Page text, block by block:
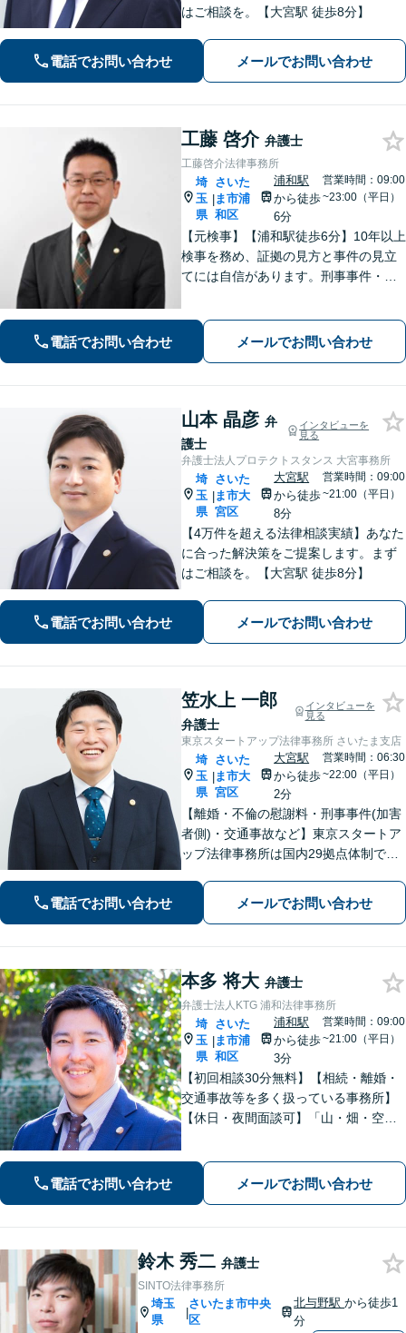
はご相談を。【大宮駅 徒歩8分】
電話でお問い合わせ メールでお問い合わせ
工藤 啓介 弁護士
工藤啓介法律事務所
埼
玉
県
|
さいた
ま市浦
和区
浦和駅
から徒歩
6分
営業時間：09:00
~23:00（平日）
【元検事】【浦和駅徒歩6分】10年以上
検事を務め、証拠の見方と事件の見立
てには自信があります。刑事事件・離
わせ下さい。
電話でお問い合わせ メールでお問い合わせ
山本 晶彦 弁
護士
インタビューを
見る
弁護士法人プロテクトスタンス 大宮事務所
埼
玉
県
|
さいた
ま市大
宮区
大宮駅
から徒歩
8分
営業時間：09:00
~21:00（平日）
【4万件を超える法律相談実績】あなた
に合った解決策をご提案します。まず
はご相談を。【大宮駅 徒歩8分】
電話でお問い合わせ メールでお問い合わせ
笠水上 一郎
弁護士
インタビューを
見る
東京スタートアップ法律事務所 さいたま支店
埼
玉
県
|
さいた
ま市大
宮区
大宮駅
から徒歩
2分
営業時間：06:30
~22:00（平日）
【離婚・不倫の慰謝料・刑事事件(加害
者側)・交通事故など】東京スタートア
ップ法律事務所は国内29拠点体制で全
対応(法律相談は完全予約制)】各分野で
専門性の高い弁護士が寄り添い解決を
電話でお問い合わせ メールでお問い合わせ
本多 将大 弁護士
弁護士法人KTG 浦和法律事務所
埼
玉
県
|
さいた
ま市浦
和区
浦和駅
から徒歩
3分
営業時間：09:00
~21:00（平日）
【初回相談30分無料】【相続・離婚・
交通事故等を多く扱っている事務所】
【休日・夜間面談可】「山・畑・空き
電話でお問い合わせ メールでお問い合わせ
鈴木 秀二 弁護士
SINTO法律事務所
埼玉
県
|
さいたま市中央
区
北与野駅から徒歩1
分